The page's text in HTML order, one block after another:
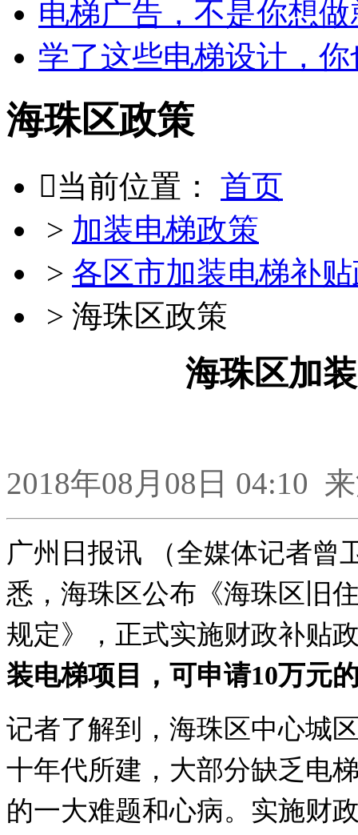
电梯广告，不是你想
学了这些电梯设计，
海珠区政策
当前位置： 首页
> 加装电梯政策
> 各区市加装电梯补
> 海珠区政策
海珠区加
2018年08月08日 04:10
广州日报讯 （全媒体记者曾
悉，海珠区公布《海珠区旧
规定》，正式实施财政补贴
装电梯项目，可申请10万元
记者了解到，海珠区中心城
十年代所建，大部分缺乏电
的一大难题和心病。实施财